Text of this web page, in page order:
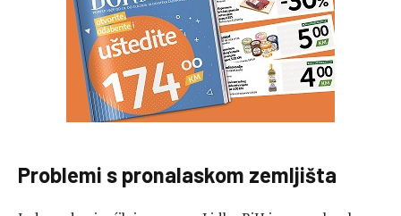
Problemi s pronalaskom zemljišta